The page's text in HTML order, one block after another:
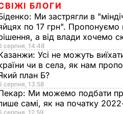
БЛОГИ
Ми застрягли в
по 17 грн". Пропонуємо
а від влади хочемо
серпня, 14.48
Усі не можуть
чи в села, як нам
план Б?
серпня, 13.58
Ми можемо подбати
самі, як на початку
серпня, 12.59